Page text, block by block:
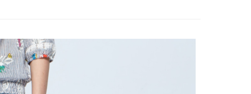
無法說明評估內容。
【繳款方式說明】
1.分期款項不併入電信帳單，「大哥付你分期」於每月結算日後寄送繳費提
醒簡訊。
2.透過簡訊連結打開帳單後，可選擇「超商條碼／台灣大直營門市／銀行轉
帳／街口支付／iPASS MONEY」等通路繳費。
３．安心：先確認商品／服務後，再付款。
【「AFTEE先享後付」結帳流程】
１．於結帳方式選擇「AFTEE先享後付」後，將跳轉至「AFTEE先享後
付」結帳頁面，進行簡訊認證並確認金額後，即可完成結帳。
２．訂單成立數日內，您將收到繳費通知簡訊。
運送方式
全家取貨付款
每筆NT$120，滿NT$2,000(含以上)免運費
7-11取貨付款